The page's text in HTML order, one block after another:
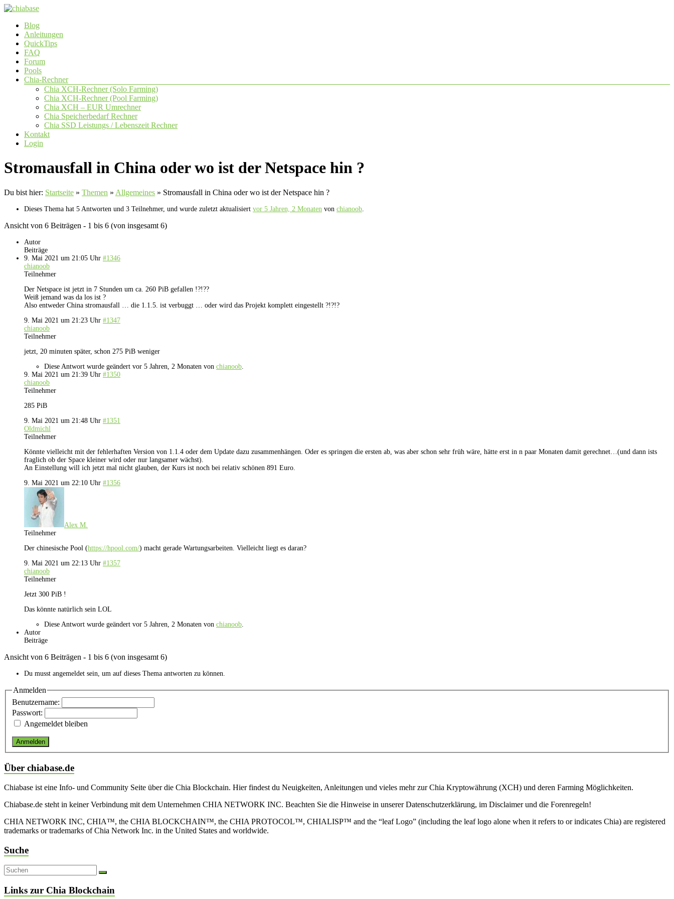
Zum
springen
chiabase
CHIA
Info-
Community
Seite
Menü
Blog
Anleitungen
QuickTips
FAQ
Forum
Pools
Chia-Rechner
Chia XCH-Rechner (Solo Farming)
Chia XCH-Rechner (Pool Farming)
Chia XCH – EUR Umrechner
Chia Speicherbedarf Rechner
Chia SSD Leistungs / Lebenszeit Rechner
Kontakt
Login
Stromausfall in China oder wo ist der Netspace hin ?
Du bist hier: Startseite » Themen » Allgemeines » Stromausfall in China oder wo ist der Netspace hin ?
Dieses Thema hat 5 Antworten und 3 Teilnehmer, und wurde zuletzt aktualisiert vor 5 Jahren, 2 Monaten von chianoob
Ansicht von 6 Beiträgen - 1 bis 6 (von insgesamt 6)
Autor
Beiträge
9. Mai 2021 um 21:05 Uhr #1346
chianoob
Teilnehmer
Der Netspace ist jetzt in 7 Stunden um ca. 260 PiB gefallen !?!??
Weiß jemand was da los ist ?
Also entweder China stromausfall … die 1.1.5. ist verbuggt … oder wird das Projekt komplett eingestellt ?!?!?
9. Mai 2021 um 21:23 Uhr #1347
chianoob
Teilnehmer
jetzt, 20 minuten später, schon 275 PiB weniger
Diese Antwort wurde geändert vor 5 Jahren, 2 Monaten von chianoob
9. Mai 2021 um 21:39 Uhr #1350
chianoob
Teilnehmer
285 PiB
9. Mai 2021 um 21:48 Uhr #1351
Oldmichl
Teilnehmer
Könnte vielleicht mit der fehlerhaften Version von 1.1.4 oder dem Update dazu zusammenhängen. Oder es springen die ersten ab, was aber schon sehr früh wäre, hätte erst in n paar Monaten damit gerechnet…(und dann ists
fraglich ob der Space kleiner wird oder nur langsamer wächst).
An Einstellung will ich jetzt mal nicht glauben, der Kurs ist noch bei relativ schönen 891 Euro.
9. Mai 2021 um 22:10 Uhr #1356
Alex M.
Teilnehmer
Der chinesische Pool (https://hpool.com/) macht gerade Wartungsarbeiten. Vielleicht liegt es daran?
9. Mai 2021 um 22:13 Uhr #1357
chianoob
Teilnehmer
Jetzt 300 PiB !
Das könnte natürlich sein LOL
Diese Antwort wurde geändert vor 5 Jahren, 2 Monaten von chianoob
Autor
Beiträge
Ansicht von 6 Beiträgen - 1 bis 6 (von insgesamt 6)
Du musst angemeldet sein, um auf dieses Thema antworten zu können.
Anmelden
Benutzername:
Passwort:
Angemeldet bleiben
Anmelden
Über chiabase.de
Chiabase ist eine Info- und Community Seite über die Chia Blockchain. Hier findest du Neuigkeiten, Anleitungen und vieles mehr zur Chia Kryptowährung (XCH) und deren Farming Möglichkeiten.
Chiabase.de steht in keiner Verbindung mit dem Unternehmen CHIA NETWORK INC. Beachten Sie die Hinweise in unserer Datenschutzerklärung, im Disclaimer und die Forenregeln!
CHIA NETWORK INC, CHIA™, the CHIA BLOCKCHAIN™, the CHIA PROTOCOL™, CHIALISP™ and the “leaf Logo” (including the leaf logo alone when it refers to or indicates Chia) are registered
trademarks or trademarks of Chia Network Inc. in the United States and worldwide.
Suche
Links zur Chia Blockchain